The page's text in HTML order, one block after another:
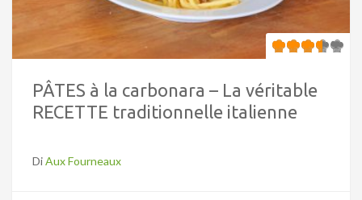
PÂTES à la carbonara – La véritable
RECETTE traditionnelle italienne
DiAux Fourneaux